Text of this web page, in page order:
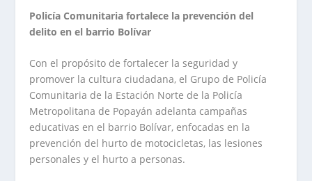
Policía Comunitaria fortalece la prevención del
delito en el barrio Bolívar
Con el propósito de fortalecer la seguridad y
promover la cultura ciudadana, el Grupo de Policía
Comunitaria de la Estación Norte de la Policía
Metropolitana de Popayán adelanta campañas
educativas en el barrio Bolívar, enfocadas en la
prevención del hurto de motocicletas, las lesiones
personales y el hurto a personas.